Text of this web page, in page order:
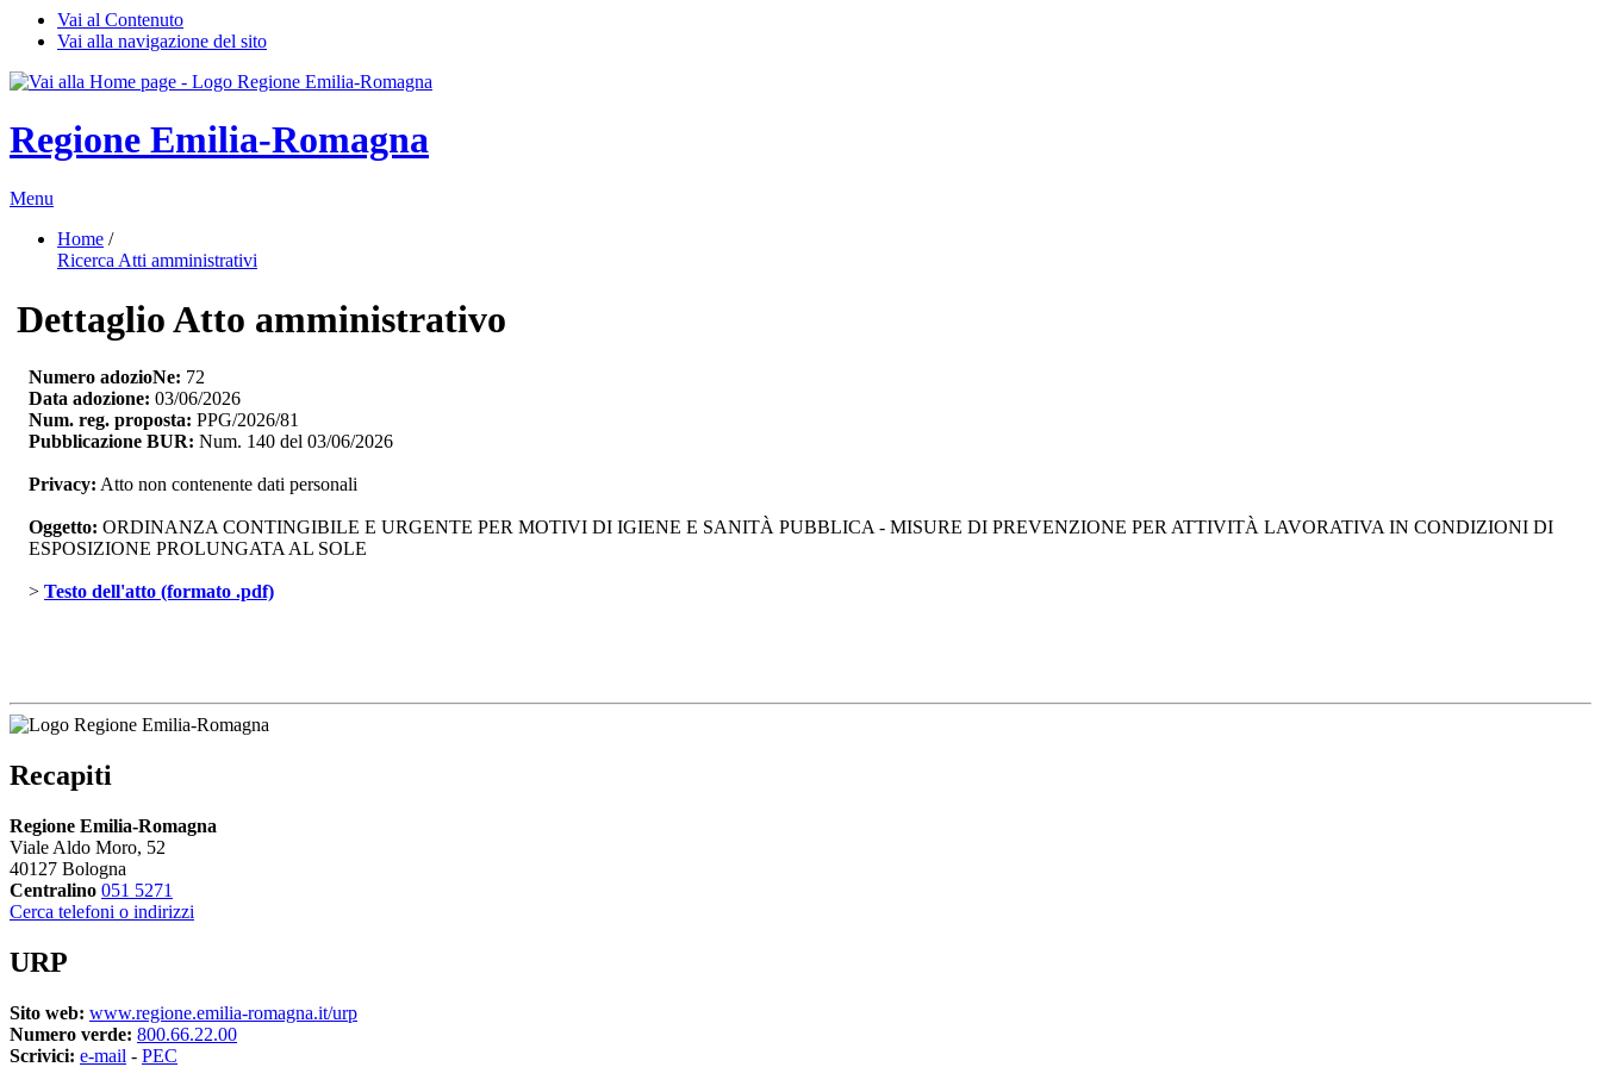
Vai al Contenuto
Vai alla navigazione del sito
Regione Emilia-Romagna
Menu
Home /
Ricerca Atti amministrativi
Dettaglio Atto amministrativo
Numero adozioNe: 72
Data adozione: 03/06/2026
Num. reg. proposta: PPG/2026/81
Pubblicazione BUR: Num. 140 del 03/06/2026
Privacy: Atto non contenente dati personali
Oggetto: ORDINANZA CONTINGIBILE E URGENTE PER MOTIVI DI IGIENE E SANITÀ PUBBLICA - MISURE DI PREVENZIONE PER ATTIVITÀ LAVORATIVA IN CONDIZIONI DI
ESPOSIZIONE PROLUNGATA AL SOLE
> Testo dell'atto (formato .pdf)
Recapiti
Regione Emilia-Romagna
Viale Aldo Moro, 52
40127 Bologna
Centralino 051 5271
Cerca telefoni o indirizzi
URP
Sito web: www.regione.emilia-romagna.it/urp
Numero verde: 800.66.22.00
Scrivici: e-mail - PEC